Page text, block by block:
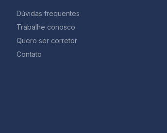
Dúvidas frequentes
Trabalhe conosco
Quero ser corretor
Contato